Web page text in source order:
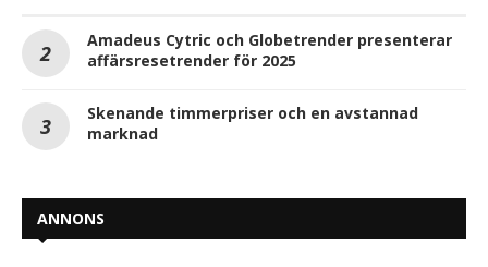
Amadeus Cytric och Globetrender presenterar
affärsresetrender för 2025
Skenande timmerpriser och en avstannad
marknad
ANNONS